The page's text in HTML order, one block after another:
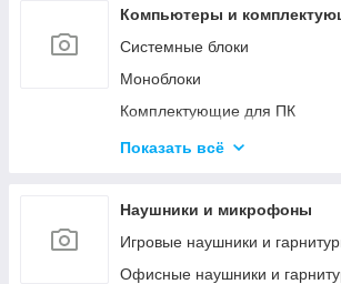
Аксессуары для ноутбуков
Компьютеры и
Системные блоки
Моноблоки
Комплектующие для ПК
Программное обеспечение
Вентиляторы охлаждения
Мониторы и аксессуары
Аксессуары для ПК
Показать всё
Наушники и микрофоны
Игровые наушники и
Офисные наушники и